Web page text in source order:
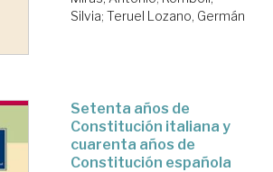
Silvia; Teruel Lozano, Germán
Setenta años de
Constitución italiana y
cuarenta años de
Constitución española